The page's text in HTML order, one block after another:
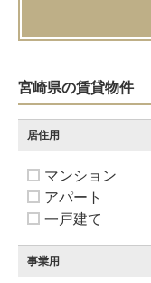
宮崎県の賃貸物件
居住用
マンション
アパート
一戸建て
事業用